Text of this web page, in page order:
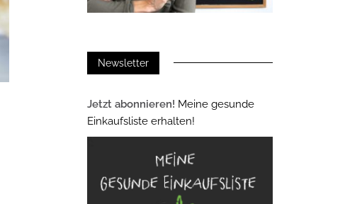
Newsletter
Jetzt abonnieren! Meine gesunde
Einkaufsliste erhalten!